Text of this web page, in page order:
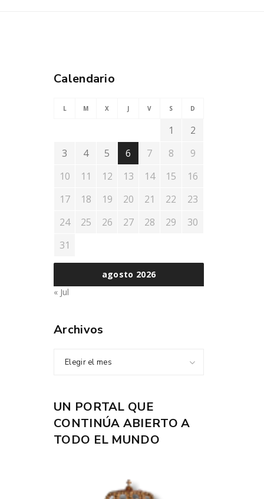
Calendario
agosto 2026
L M X J V S D
1
2
3
4 5 6 7 8
9
10
11 12 13 14 15
16
17
18 19 20 21 22
23
24
25 26 27 28 29
30
31
« Jul
Archivos
Elegir el mes
UN PORTAL QUE
CONTINÚA ABIERTO A
TODO EL MUNDO